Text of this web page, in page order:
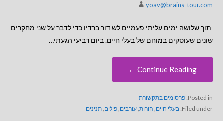
yoav@brains-tour.com
תוך שלושה ימים עליתי פעמיים לשידור ברדיו כדי לדבר על שני מחקרים
שונים שעוסקים במוחם של בעלי חיים. ביום רביעי הגעתי…
Continue Reading ←
Posted in: פרסומים בתקשורת
Filed under: בעלי חיים, הורות,עורבים,פילים,תנינים